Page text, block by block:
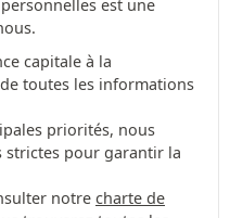
est une
capitale à la
toutes les informations
priorités, nous
strictes pour garantir la
notre charte de